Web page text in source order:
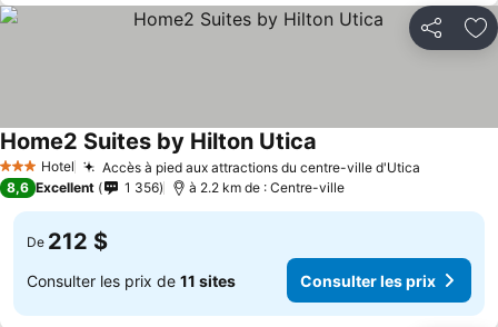
Partager
3 ÉtoilesHotel Accès à pied aux attractions du centre-ville d'Utica
Home2 Suites by Hilton Utica
8,6 Excellent 1 356 à 2.2 km de : Centre-ville
De 212 $
Consulter les prix de 11 sites Consulter les prix